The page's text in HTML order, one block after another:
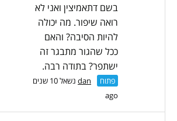
בשם דתאמיצין ואני לא
רואה שיפור. מה יכולה
להיות הסיבה? והאם
ככל שהגור מתבגר זה
ישתפר? בתודה רבה.
פתוח dan
נשאל 10 שנים
ago